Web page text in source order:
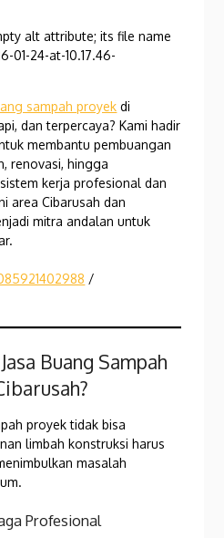
sampah proyek di
dan terpercaya? Kami hadir
membantu pembuangan
renovasi, hingga
kerja profesional dan
area Cibarusah dan
mitra andalan untuk
/
Buang Sampah
proyek tidak bisa
limbah konstruksi harus
masalah
Profesional